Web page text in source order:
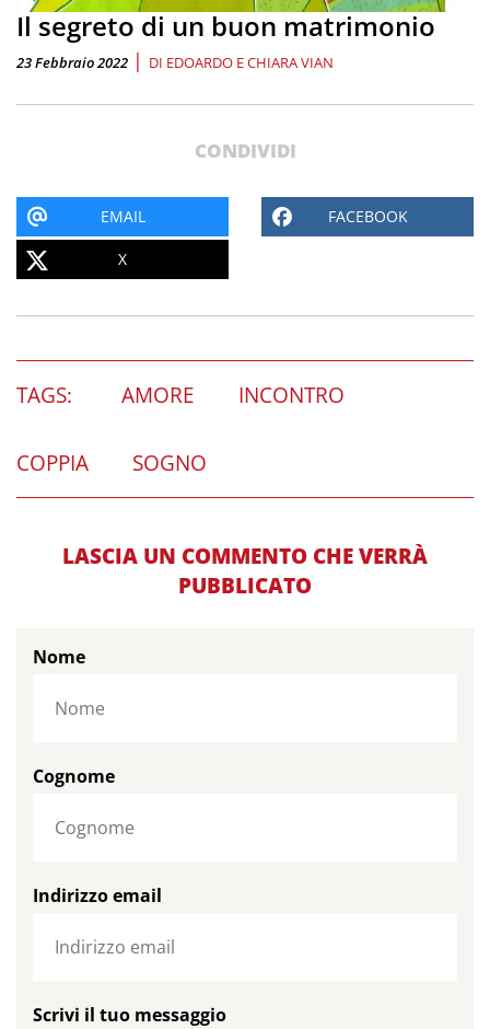
Il segreto di un buon matrimonio
23 Febbraio 2022 | DI EDOARDO E CHIARA VIAN
CONDIVIDI
EMAIL FACEBOOK
X
TAGS: AMORE INCONTRO
COPPIA SOGNO
LASCIA UN COMMENTO CHE VERRÀ
PUBBLICATO
Nome
Cognome
Indirizzo email
Scrivi il tuo messaggio